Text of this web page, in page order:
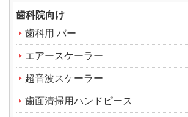
歯科院向け
歯科用 バー
エアースケーラー
超音波スケーラー
歯面清掃用ハンドピース